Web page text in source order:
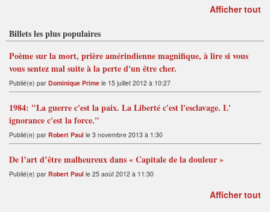
Afficher tout
Billets les plus populaires
Poème sur la mort, prière amérindienne magnifique, à lire si vous
vous sentez mal suite à la perte d'un être cher.
Publié(e) par Dominique Prime le 15 juillet 2012 à 10:27
1984: "La guerre c'est la paix. La Liberté c'est l'esclavage. L'
ignorance c'est la force."
Publié(e) par Robert Paul le 3 novembre 2013 à 1:30
De l’art d’être malheureux dans « Capitale de la douleur »
Publié(e) par Robert Paul le 25 août 2012 à 11:30
Afficher tout